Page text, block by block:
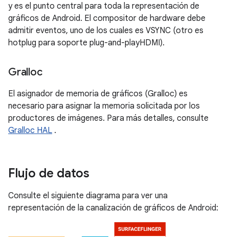
y es el punto central para toda la representación de
gráficos de Android. El compositor de hardware debe
admitir eventos, uno de los cuales es VSYNC (otro es
hotplug para soporte plug-and-playHDMI).
Gralloc
El asignador de memoria de gráficos (Gralloc) es
necesario para asignar la memoria solicitada por los
productores de imágenes. Para más detalles, consulte
Gralloc HAL .
Flujo de datos
Consulte el siguiente diagrama para ver una
representación de la canalización de gráficos de Android: